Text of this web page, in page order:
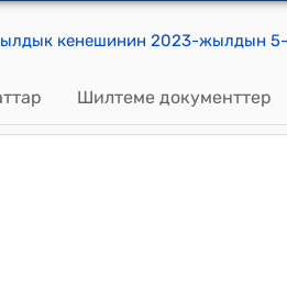
Шилтеме документтер